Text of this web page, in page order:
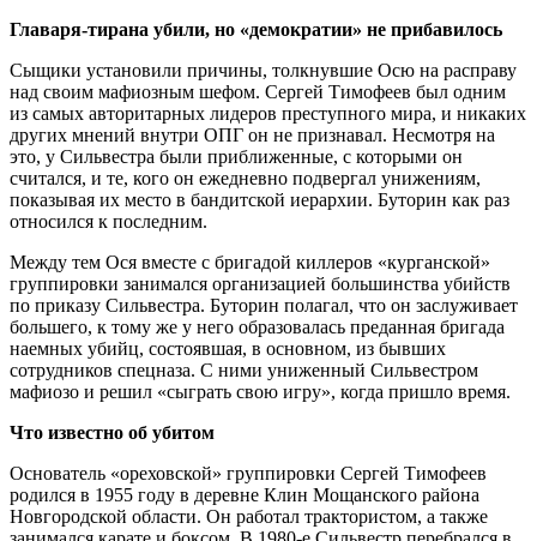
Главаря-тирана убили, но «демократии» не прибавилось
Сыщики установили причины, толкнувшие Осю на расправу
над своим мафиозным шефом. Сергей Тимофеев был одним
из самых авторитарных лидеров преступного мира, и никаких
других мнений внутри ОПГ он не признавал. Несмотря на
это, у Сильвестра были приближенные, с которыми он
считался, и те, кого он ежедневно подвергал унижениям,
показывая их место в бандитской иерархии. Буторин как раз
относился к последним.
Между тем Ося вместе с бригадой киллеров «курганской»
группировки занимался организацией большинства убийств
по приказу Сильвестра. Буторин полагал, что он заслуживает
большего, к тому же у него образовалась преданная бригада
наемных убийц, состоявшая, в основном, из бывших
сотрудников спецназа. С ними униженный Сильвестром
мафиозо и решил «сыграть свою игру», когда пришло время.
Что известно об убитом
Основатель «ореховской» группировки Сергей Тимофеев
родился в 1955 году в деревне Клин Мощанского района
Новгородской области. Он работал трактористом, а также